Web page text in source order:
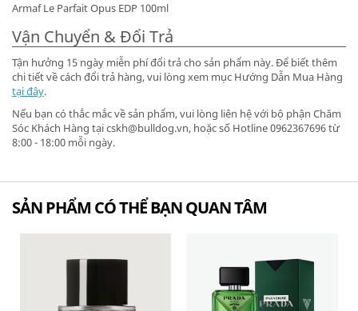
Armaf Le Parfait Opus EDP 100ml
Vận Chuyển & Đổi Trả
Tận hưởng 15 ngày miễn phí đổi trả cho sản phẩm này. Để biết thêm
chi tiết về cách đổi trả hàng, vui lòng xem mục Hướng Dẫn Mua Hàng
tại đây.
Nếu bạn có thắc mắc về sản phẩm, vui lòng liên hệ với bộ phận Chăm
Sóc Khách Hàng tại cskh@bulldog.vn, hoặc số Hotline 0962367696 từ
8:00 - 18:00 mỗi ngày.
SẢN PHẨM CÓ THỂ BẠN QUAN TÂM